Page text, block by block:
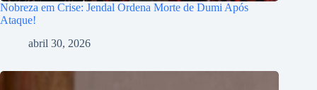
Nobreza em Crise: Jendal Ordena Morte de Dumi Após
Ataque!
abril 30, 2026